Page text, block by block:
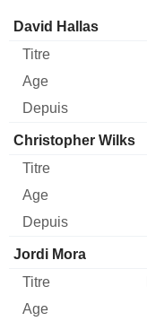
Dirigeant Titre
David Hallas
Christopher Wilks
Jordi Mora